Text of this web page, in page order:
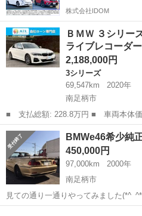
トップ 電動格納ミ
ラー （検9.12）
株式会社IDOM
ＢＭＷ ３シリ
ライブレコー
2,188,000円
3シリーズ
69,547km
2020年
南足柄市
■ 支払総額: 228.8万円 ■ 車両本体価格： 2,188,000 円 ■ メーカ
ー名： ＢＭＷ ■ 車種名： ３シリ
ｉ Ｍスポーツ ドライブレコーダ
ビ クリア...
神奈川 南足柄市 3シリーズ
BMWe46希少純
450,000円
97,000km
2000年
南足柄市
見ての通り一通りやってみました
ドライト、テールランプ フロントス